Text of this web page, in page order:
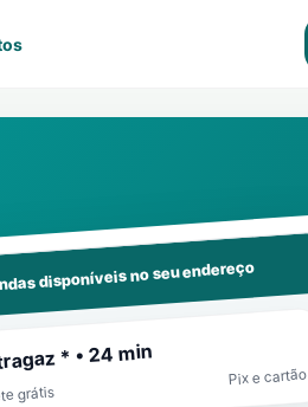
disponíveis no seu endereço
* • 24 min
grátis
Pix e cartão